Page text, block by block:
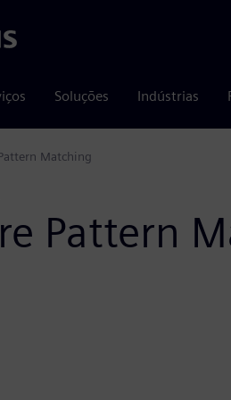
Soluções Indústrias
Software
Matching
Pattern